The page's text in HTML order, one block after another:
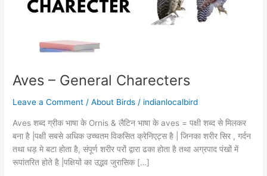
Aves – General Charecters
Leave a Comment /About Birds / indianlocalbird
Aves शब्द ग्रीक भाषा के Ornis & लैटिन भाषा के aves = पक्षी शब्द से मिलकर
बना है |पक्षी सबसे अधिक उच्चतम विकसित क्रेनिएट्स है | जिनका शरीर सिर , गर्दन
तथा धड़ मे बटा होता है, संपूर्ण शरीर परों द्वारा ढका होता है तथा अग्रपाद पंखों में
रूपांतरित होते है |पक्षियों का उद्भव जुरासिक […]